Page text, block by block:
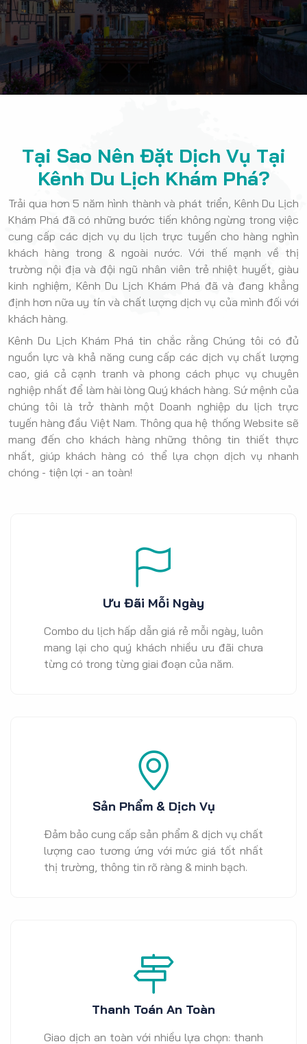
Tại Sao Nên Đặt Dịch Vụ Tại
Kênh Du Lịch Khám Phá?
Trải qua hơn 5 năm hình thành và phát triển, Kênh Du Lịch
Khám Phá đã có những bước tiến không ngừng trong việc
cung cấp các dịch vụ du lịch trực tuyến cho hàng nghìn
khách hàng trong & ngoài nước. Với thế mạnh về thị
trường nội địa và đội ngũ nhân viên trẻ nhiệt huyết, giàu
kinh nghiệm, Kênh Du Lịch Khám Phá đã và đang khẳng
định hơn nữa uy tín và chất lượng dịch vụ của mình đối với
khách hàng.
Kênh Du Lịch Khám Phá tin chắc rằng Chúng tôi có đủ
nguồn lực và khả năng cung cấp các dịch vụ chất lượng
cao, giá cả cạnh tranh và phong cách phục vụ chuyên
nghiệp nhất để làm hài lòng Quý khách hàng. Sứ mệnh của
chúng tôi là trở thành một Doanh nghiệp du lịch trực
tuyến hàng đầu Việt Nam. Thông qua hệ thống Website sẽ
mang đến cho khách hàng những thông tin thiết thực
nhất, giúp khách hàng có thể lựa chọn dịch vụ nhanh
chóng - tiện lợi - an toàn!
Ưu Đãi Mỗi Ngày
Combo du lịch hấp dẫn giá rẻ mỗi ngày, luôn
mang lại cho quý khách nhiều ưu đãi chưa
từng có trong từng giai đoạn của năm.
Sản Phẩm & Dịch Vụ
Đảm bảo cung cấp sản phẩm & dịch vụ chất
lượng cao tương ứng với mức giá tốt nhất
thị trường, thông tin rõ ràng & minh bạch.
Thanh Toán An Toàn
Giao dịch an toàn với nhiều lựa chọn: thanh